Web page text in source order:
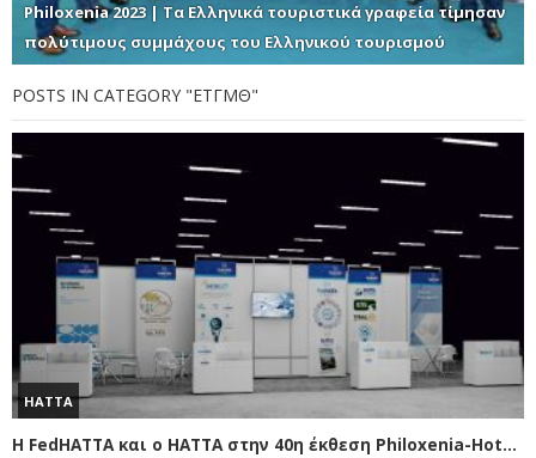
Philoxenia 2023 | Τα Ελληνικά τουριστικά γραφεία τίμησαν
πολύτιμους συμμάχους του Ελληνικού τουρισμού
POSTS IN CATEGORY "ΕΤΓΜΘ"
HATTA
Η FedHATTA και ο ΗΑΤΤΑ στην 40η έκθεση Philoxenia-Hotelia